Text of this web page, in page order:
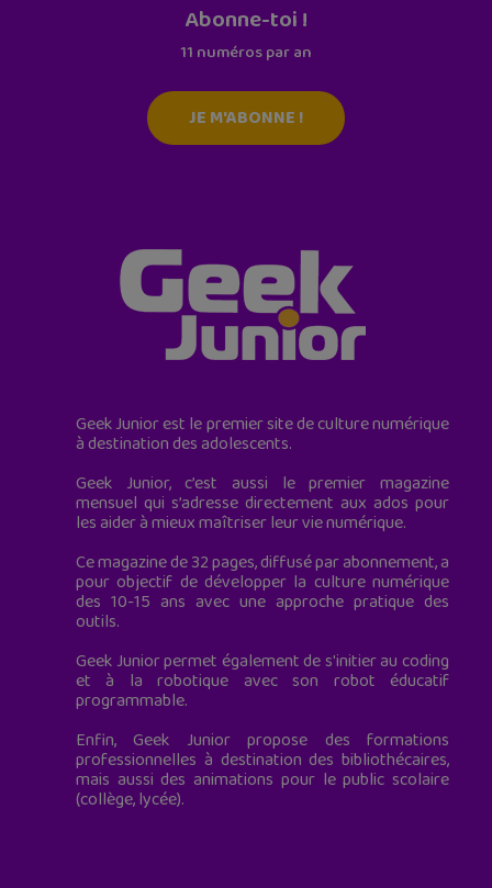
Abonne-toi !
11 numéros par an
JE M'ABONNE !
Geek Junior est le premier site de culture numérique
à destination des adolescents.
Geek Junior, c’est aussi le premier magazine
mensuel qui s’adresse directement aux ados pour
les aider à mieux maîtriser leur vie numérique.
Ce magazine de 32 pages, diffusé par abonnement, a
pour objectif de développer la culture numérique
des 10-15 ans avec une approche pratique des
outils.
Geek Junior permet également de s'initier au coding
et à la robotique avec son robot éducatif
programmable.
Enfin, Geek Junior propose des formations
professionnelles à destination des bibliothécaires,
mais aussi des animations pour le public scolaire
(collège, lycée).